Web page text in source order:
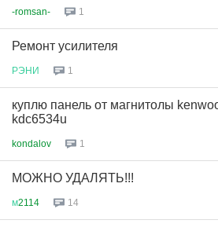
-romsan- 1
Ремонт усилителя
РЭНИ 1
куплю панель от магнитолы
kdc6534u
kondalov 1
МОЖНО УДАЛЯТЬ!!!
м2114 14